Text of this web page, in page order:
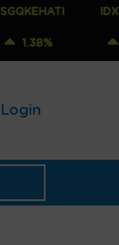
IDXNONCYC
0.68%
Login